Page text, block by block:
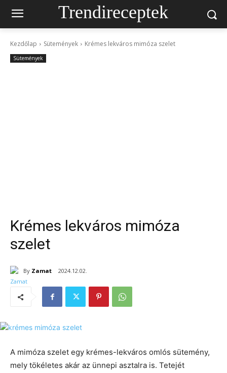
Trendireceptek
Kezdőlap Sütemények Krémes lekváros mimóza szelet
Sütemények
Krémes lekváros mimóza
szelet
By Zamat 2024.12.02.
A mimóza szelet egy krémes-lekváros omlós sütemény,
mely tökéletes akár az ünnepi asztalra is. Tetejét